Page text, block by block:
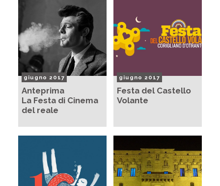
giugno 2017
Anteprima
La Festa di Cinema
del reale
giugno 2017
Festa del Castello
Volante